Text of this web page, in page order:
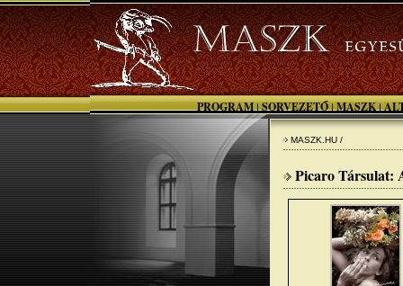
PROGRAM | SORVEZETŐ | MASZK |
MASZK.HU /
Picaro Társulat: